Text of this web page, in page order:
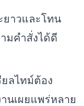
ยาวและโทน
มคำสั่งได้ดี
ลไทม์ต้อง
นเผยแพร่หลาย